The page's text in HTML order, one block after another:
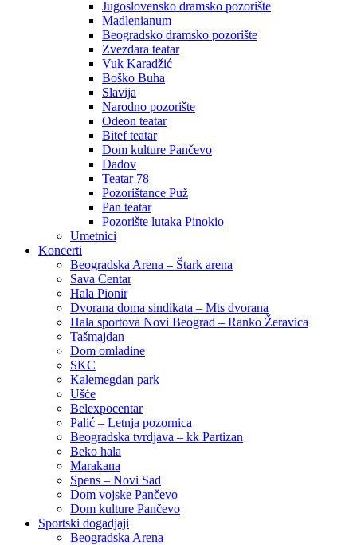
Jugoslovensko dramsko pozorište
Madlenianum
Beogradsko dramsko pozorište
Zvezdara teatar
Vuk Karadžić
Boško Buha
Slavija
Narodno pozorište
Odeon teatar
Bitef teatar
Dom kulture Pančevo
Dadov
Teatar 78
Pozorištance Puž
Pan teatar
Pozorište lutaka Pinokio
Umetnici
Koncerti
Beogradska Arena – Štark arena
Sava Centar
Hala Pionir
Dvorana doma sindikata – Mts dvorana
Hala sportova Novi Beograd – Ranko Žeravica
Tašmajdan
Dom omladine
SKC
Kalemegdan park
Ušće
Belexpocentar
Palić – Letnja pozornica
Beogradska tvrdjava – kk Partizan
Beko hala
Marakana
Spens – Novi Sad
Dom vojske Pančevo
Dom kulture Pančevo
Sportski dogadjaji
Beogradska Arena